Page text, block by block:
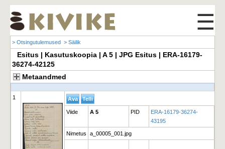
☰
> Otsingutulemused > Säilik
Esitus | Kasutuskoopia | A 5 | JPG Esitus | ERA-16179-
36274-42125
Metaandmed
1
Viide A 5 PID
ERA-16179-36274-
43195
Nimetus a_00005_001.jpg